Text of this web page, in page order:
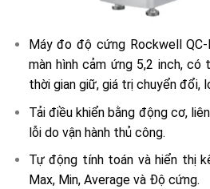
Máy đo độ cứng Rockwell
màn hình cảm ứng 5,2 inch,
thời gian giữ, giá trị chuyển đổi,
Tải điều khiển bằng động cơ,
lỗi do vận hành thủ công.
Tự động tính toán và hiển thị
Max, Min, Average và Độ cứng.